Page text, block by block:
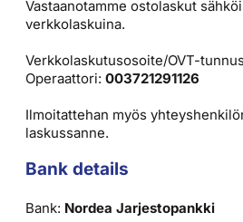
Vastaanotamme ostolaskut
verkkolaskuina.
Verkkolaskutusosoite/OVT-
Operaattori: 003721291126
Ilmoitattehan myös
laskussanne.
Bank details
Bank: Nordea Jarjestopankki